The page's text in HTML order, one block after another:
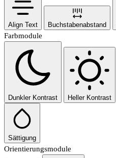
Align Text Buchstabenabstand
Farbmodule
Dunkler Kontrast Heller Kontrast
Sättigung
Orientierungsmodule